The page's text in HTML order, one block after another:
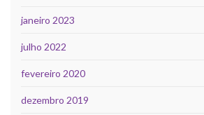
janeiro 2023
julho 2022
fevereiro 2020
dezembro 2019